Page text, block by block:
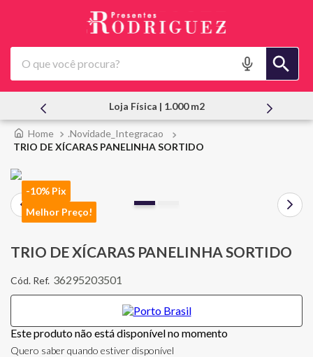
O que você procura?
Loja Física | 1.000 m2
.Novidade_Integracao
TRIO DE XÍCARAS PANELINHA SORTIDO
-10% Pix
Melhor Preço!
TRIO DE XÍCARAS PANELINHA SORTIDO
36295203501
Este produto não está disponível no momento
Quero saber quando estiver disponível